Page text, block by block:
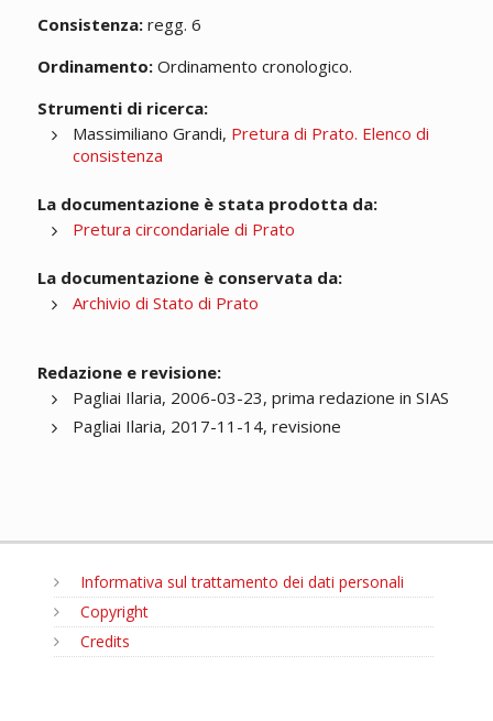
Consistenza:regg. 6
Ordinamento:Ordinamento cronologico.
Strumenti di ricerca:
Massimiliano Grandi, Pretura di Prato. Elenco di
consistenza
La documentazione è stata prodotta da:
Pretura circondariale di Prato
La documentazione è conservata da:
Archivio di Stato di Prato
Redazione e revisione:
Pagliai Ilaria, 2006-03-23, prima redazione in SIAS
Pagliai Ilaria, 2017-11-14, revisione
Informativa sul trattamento dei dati personali
Copyright
Credits